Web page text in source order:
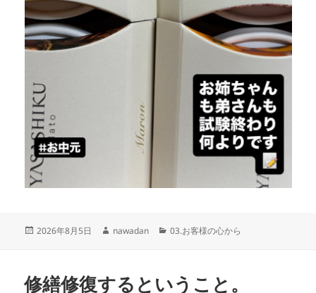
投
2026年8月5日
作
nawadan
カ
ー
03.お客様の心から
修繕修復するということ。